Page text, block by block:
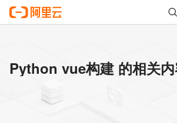
Python vue构建 的相关